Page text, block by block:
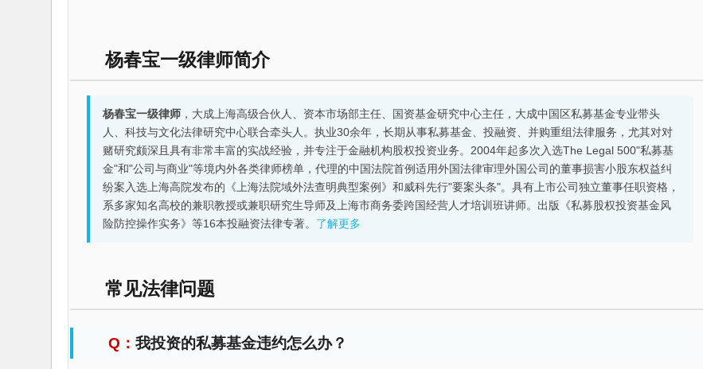
杨春宝一级律师简介
杨春宝一级律师，大成上海高级合伙人、资本市场部主任、国资基金研究中心主任，大成中国区私募基金专业带头
人、科技与文化法律研究中心联合牵头人。执业30余年，长期从事私募基金、投融资、并购重组法律服务，尤其对对
赌研究颇深且具有非常丰富的实战经验，并专注于金融机构股权投资业务。2004年起多次入选The Legal 500"私募基
金"和"公司与商业"等境内外各类律师榜单，代理的中国法院首例适用外国法律审理外国公司的董事损害小股东权益纠
纷案入选上海高院发布的《上海法院域外法查明典型案例》和威科先行"要案头条"。具有上市公司独立董事任职资格，
系多家知名高校的兼职教授或兼职研究生导师及上海市商务委跨国经营人才培训班讲师。出版《私募股权投资基金风
险防控操作实务》等16本投融资法律专著。 了解更多
常见法律问题
我投资的私募基金违约怎么办？